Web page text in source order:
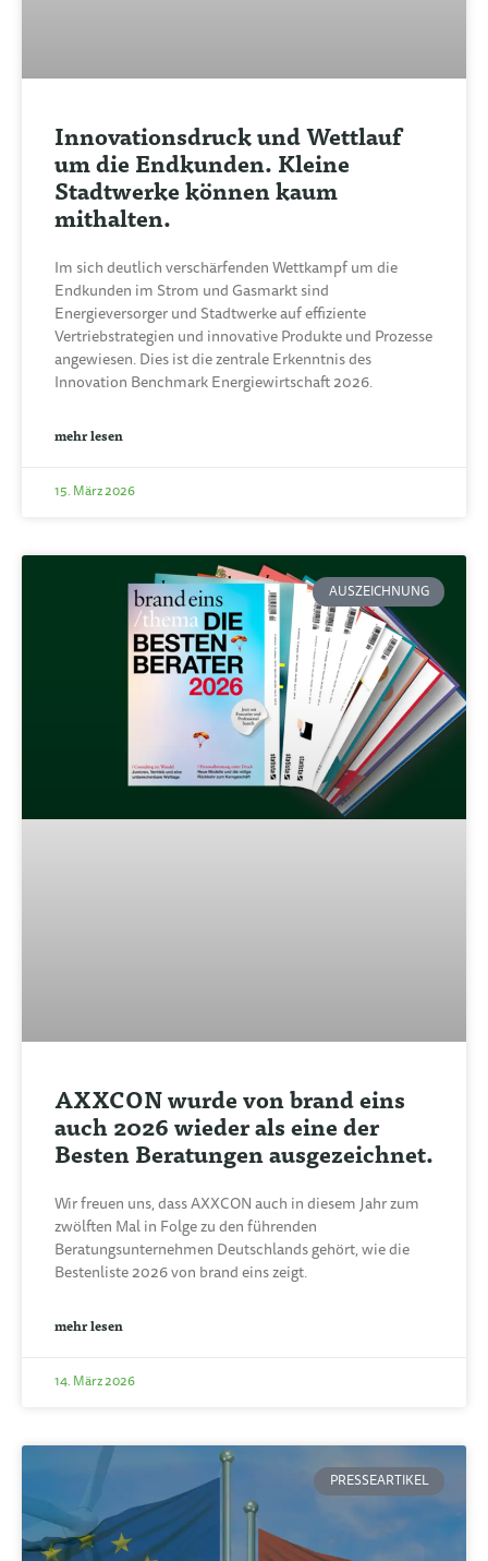
Innovationsdruck und Wettlauf
um die Endkunden. Kleine
Stadtwerke können kaum
mithalten.
Im sich deutlich verschärfenden Wettkampf um die
Endkunden im Strom und Gasmarkt sind
Energieversorger und Stadtwerke auf effiziente
Vertriebstrategien und innovative Produkte und Prozesse
angewiesen. Dies ist die zentrale Erkenntnis des
Innovation Benchmark Energiewirtschaft 2026.
mehr lesen
15. März 2026
AUSZEICHNUNG
AXXCON wurde von brand eins
auch 2026 wieder als eine der
Besten Beratungen ausgezeichnet.
Wir freuen uns, dass AXXCON auch in diesem Jahr zum
zwölften Mal in Folge zu den führenden
Beratungsunternehmen Deutschlands gehört, wie die
Bestenliste 2026 von brand eins zeigt.
mehr lesen
14. März 2026
PRESSEARTIKEL